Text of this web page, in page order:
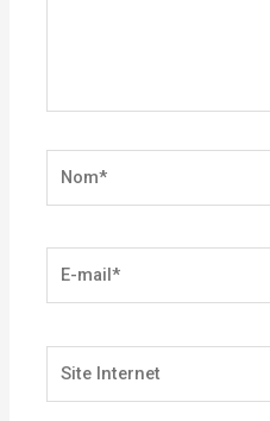
mail*
Internet